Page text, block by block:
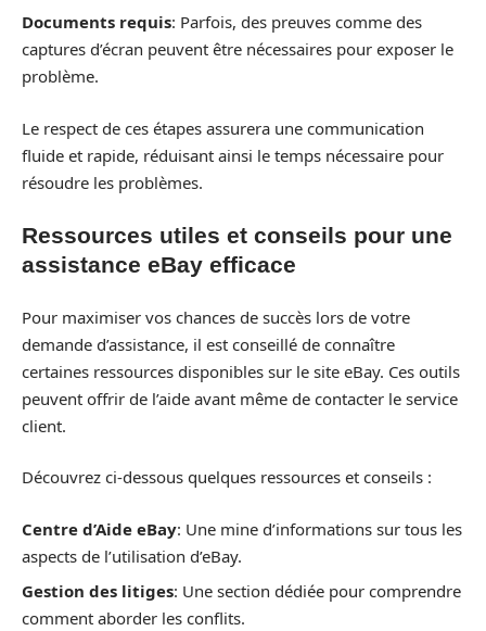
Documents requis: Parfois, des preuves comme des
captures d’écran peuvent être nécessaires pour exposer le
problème.
Le respect de ces étapes assurera une communication
fluide et rapide, réduisant ainsi le temps nécessaire pour
résoudre les problèmes.
Ressources utiles et conseils pour une
assistance eBay efficace
Pour maximiser vos chances de succès lors de votre
demande d’assistance, il est conseillé de connaître
certaines ressources disponibles sur le site eBay. Ces outils
peuvent offrir de l’aide avant même de contacter le service
client.
Découvrez ci-dessous quelques ressources et conseils :
Centre d’Aide eBay: Une mine d’informations sur tous les
aspects de l’utilisation d’eBay.
Gestion des litiges: Une section dédiée pour comprendre
comment aborder les conflits.